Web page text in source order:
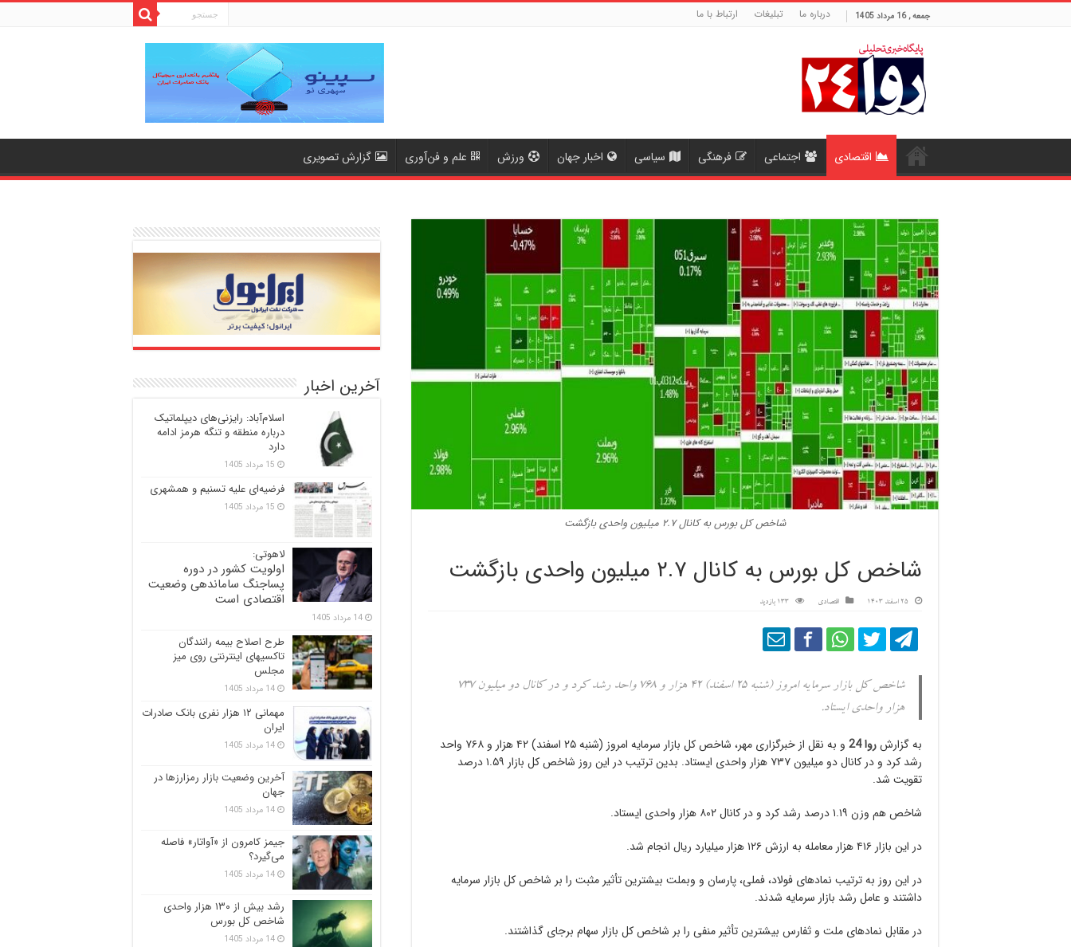
جمعه , 16 مرداد 1405 درباره ما تبلیغات ارتباط با ما
اقتصادی اجتماعی فرهنگی سیاسی اخبار جهان ورزش علم و فن‌آوری گزارش تصویری
شاخص کل بورس به کانال ۲.۷ میلیون واحدی بازگشت
شاخص کل بورس به کانال ۲.۷ میلیون واحدی بازگشت
25 اسفند 1403 اقتصادی 133 بازدید
شاخص کل بازار سرمایه امروز (شنبه ۲۵ اسفند) ۴۲ هزار و ۷۶۸ واحد رشد کرد و در کانال دو میلیون ۷۳۷
هزار واحدی ایستاد.
به گزارشروا 24
و به نقل از خبرگزاری مهر، شاخص کل بازار سرمایه امروز (شنبه ۲۵ اسفند) ۴۲ هزار و ۷۶۸ واحد
رشد کرد و در کانال دو میلیون ۷۳۷ هزار واحدی ایستاد. بدین ترتیب در این روز شاخص کل بازار ۱.۵۹ درصد
تقویت شد.
شاخص هم وزن ۱.۱۹ درصد رشد کرد و در کانال ۸۰۲ هزار واحدی ایستاد.
در این بازار ۴۱۶ هزار معامله به ارزش ۱۲۶ هزار میلیارد ریال انجام شد.
در این روز به ترتیب نمادهای فولاد، فملی، پارسان و وبملت بیشترین تأثیر مثبت را بر شاخص کل بازار سرمایه
داشتند و عامل رشد بازار سرمایه شدند.
در مقابل نمادهای ملت و ثفارس بیشترین تأثیر منفی را بر شاخص کل بازار سهام برجای گذاشتند.
آخرین اخبار
اسلام‌آباد: رایزنی‌های دیپلماتیک
درباره منطقه و تنگه هرمز ادامه
دارد
15 مرداد 1405
فرضیه‌ای علیه تسنیم و همشهری
15 مرداد 1405
لاهوتی:
اولویت کشور در دوره
پساجنگ ساماندهی وضعیت
اقتصادی است
14 مرداد 1405
طرح اصلاح بیمه رانندگان
تاکسیهای اینترنتی روی میز
مجلس
14 مرداد 1405
مهمانی ۱۲ هزار نفری بانک صادرات
ایران
14 مرداد 1405
آخرین وضعیت بازار رمزارزها در
جهان
14 مرداد 1405
جیمز کامرون از «آواتار» فاصله
می‌گیرد؟
14 مرداد 1405
رشد بیش از ۱۳۰ هزار واحدی
شاخص کل بورس
14 مرداد 1405